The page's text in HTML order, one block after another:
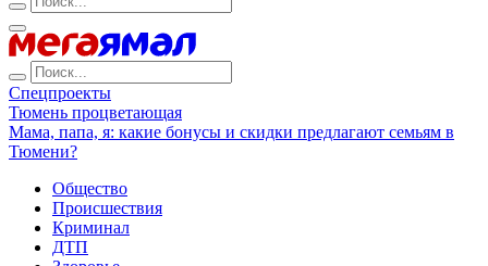
Спецпроекты
Тюмень процветающая
Мама, папа, я: какие бонусы и скидки предлагают семьям в
Тюмени?
Общество
Происшествия
Криминал
ДТП